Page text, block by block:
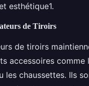
esthétique1.
de Tiroirs
de tiroirs
accessoires comme
les chaussettes. Ils